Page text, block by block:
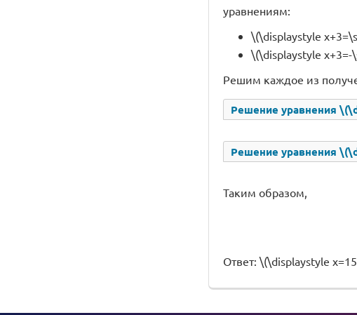
уравнениям:
\(\displaystyle
\(\displaystyle
Решим каждое из
Решение уравнения
Решение уравнения
Таким образом,
Ответ: \(\displaystyle